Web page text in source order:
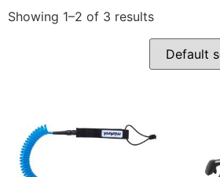
Showing 1–2 of 3 results